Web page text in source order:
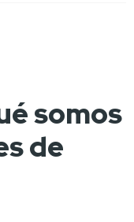
somos
de